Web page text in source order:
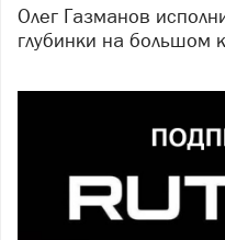
Олег Газманов исполнит песни из вологодской
глубинки на большом